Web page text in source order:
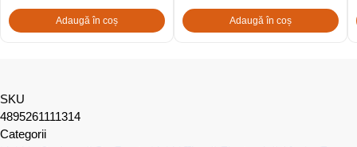
Adaugă în coș Adaugă în coș
SKU
4895261111314
Categorii